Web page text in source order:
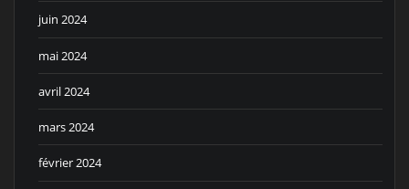
juin 2024
mai 2024
avril 2024
mars 2024
février 2024